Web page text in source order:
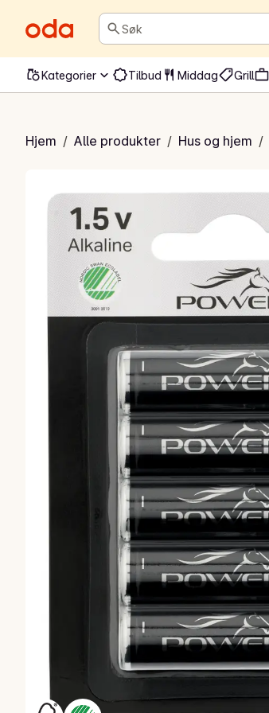
Søk
Kategorier Tilbud Middag Grill
Hjem / Alle produkter / Hus og hjem /
AA/LR6